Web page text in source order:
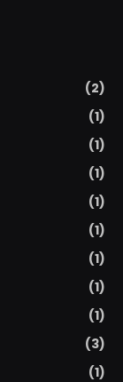
(2)
(1)
(1)
(1)
(1)
(1)
(1)
(1)
(1)
(3)
(1)